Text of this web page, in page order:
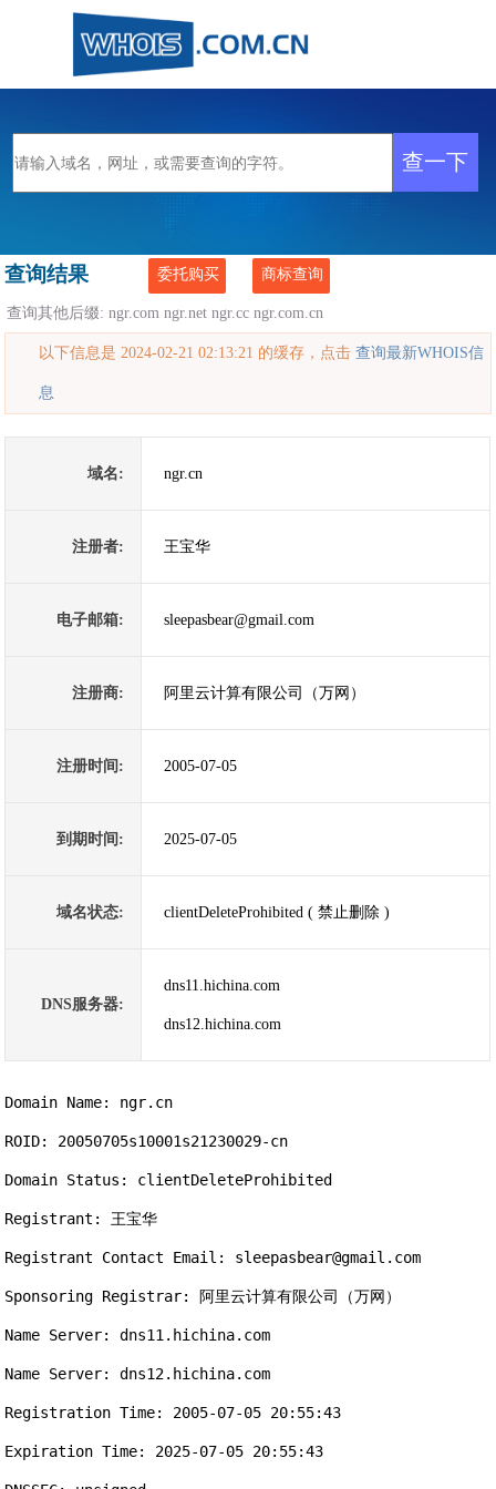
查询结果 委托购买 商标查询
查询其他后缀:ngr.com ngr.net ngr.cc ngr.com.cn
以下信息是 2024-02-21 02:13:21 的缓存，点击查询最新WHOIS信
息
域名: ngr.cn
注册者: 王宝华
电子邮箱: sleepasbear@gmail.com
注册商: 阿里云计算有限公司（万网）
注册时间: 2005-07-05
到期时间: 2025-07-05
域名状态: clientDeleteProhibited ( 禁止删除 )
DNS服务器:
dns11.hichina.com
dns12.hichina.com
Domain Name: ngr.cn
ROID: 20050705s10001s21230029-cn
Domain Status: clientDeleteProhibited
Registrant: 王宝华
Registrant Contact Email: sleepasbear@gmail.com
Sponsoring Registrar: 阿里云计算有限公司（万网）
Name Server: dns11.hichina.com
Name Server: dns12.hichina.com
Registration Time: 2005-07-05 20:55:43
Expiration Time: 2025-07-05 20:55:43